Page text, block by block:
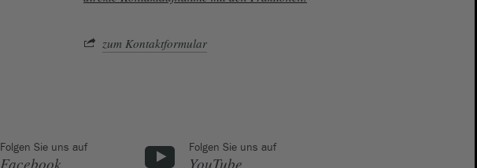
zum Kontaktformular
Folgen Sie uns auf
Facebook
Folgen Sie uns auf
YouTube